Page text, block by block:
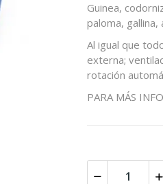
Guinea,
paloma,
Al igual que
externa;
rotación
PARA MÁS